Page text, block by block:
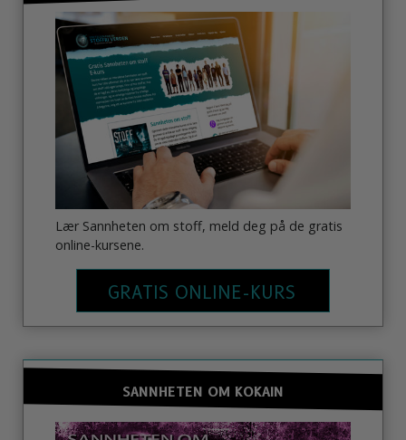
Lær Sannheten om stoff, meld deg på de gratis
online-kursene.
GRATIS ONLINE-KURS
SANNHETEN OM KOKAIN